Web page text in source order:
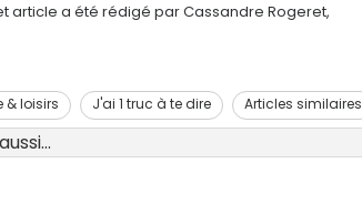
article a été rédigé par Cassandre Rogeret,
& loisirs J'ai 1 truc à te dire Articles similaires